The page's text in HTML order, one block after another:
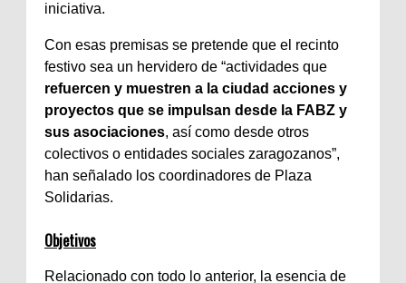
iniciativa.
Con esas premisas se pretende que el recinto
festivo sea un hervidero de “actividades que
refuercen y muestren a la ciudad acciones y
proyectos que se impulsan desde la FABZ y
sus asociaciones, así como desde otros
colectivos o entidades sociales zaragozanos”,
han señalado los coordinadores de Plaza
Solidarias.
Objetivos
Relacionado con todo lo anterior, la esencia de